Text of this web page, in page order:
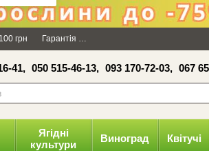
×
грн Гарантія
41, 050 515-46-13, 093 170-72-03, 067
Ягідні
культури
Виноград Квітучі